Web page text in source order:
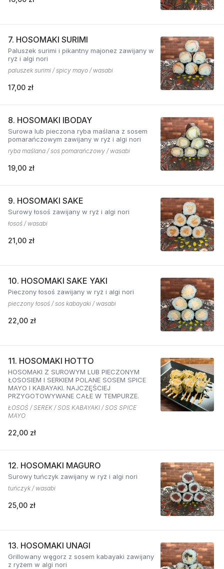
7. HOSOMAKI SURIMI
Paluszek surimi i pikantny majonez zawijany w
ryż i algi nori
paluszek surimi / spicy mayo / wasabi
17,00 zł
8. HOSOMAKI IBODAY
Surowa lub pieczona ryba maślana z sosem
pomarańczowym zawijany w ryż i algi nori
ryba maślana / sos pomarańczowy / wasabi
19,00 zł
9. HOSOMAKI SAKE
Surowy łosoś zawijany w ryż i algi nori
łosoś / wasabi
21,00 zł
10. HOSOMAKI SAKE YAKI
Pieczony łosoś zawijany w ryż i algi nori
pieczony łosoś / sos kabayaki / wasabi
22,00 zł
11. HOSOMAKI HOTTO
HOSOMAKI Z SUROWYM LUB PIECZONYM
ŁOSOSIEM I SERKIEM POLANE SOSEM SPICE
MAYO I KABAYAKI. NAJCZĘŚCIEJ
PRZYGOTOWYWANE CAŁE W TEMPURZE.
ŁOSOŚ / SEREK / SOS KABAYAKI / SOS SPICE
MAYO
22,00 zł
12. HOSOMAKI MAGURO
Surowy tuńczyk zawijany w ryż i algi nori
tuńczyk / wasabi
25,00 zł
13. HOSOMAKI UNAGI
Grillowany węgorz z sosem kabayaki zawijany
z ryżem w algi nori